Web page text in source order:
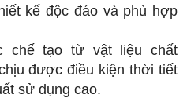
kế độc đáo và phù hợp
chế tạo từ vật liệu chất
được điều kiện thời tiết
sử dụng cao.